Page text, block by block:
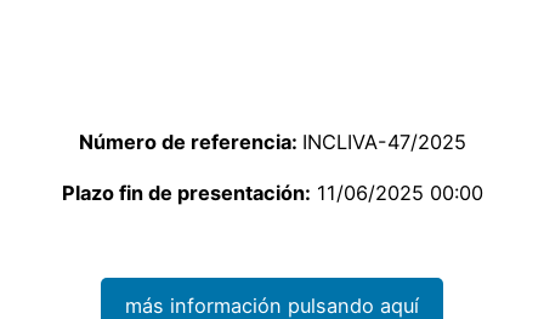
Número de referencia: INCLIVA-47/2025
Plazo fin de presentación: 11/06/2025 00:00
más información pulsando aquí